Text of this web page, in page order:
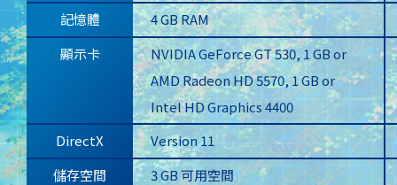
記憶體
4 GB RAM
顯示卡
NVIDIA GeForce GT 530, 1 GB or
AMD Radeon HD 5570, 1 GB or
Intel HD Graphics 4400
DirectX
Version 11
儲存空間
3 GB 可用空間